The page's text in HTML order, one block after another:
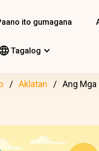
ito gumagana
Tagalog
Aklatan
Ang Mga